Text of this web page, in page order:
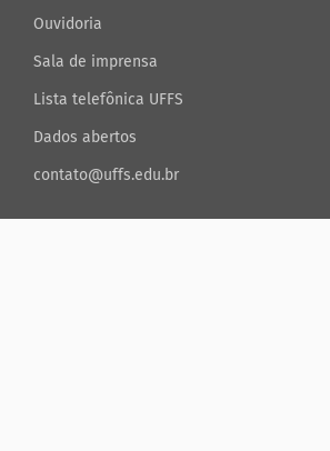
Ouvidoria
Sala de imprensa
Lista telefônica UFFS
Dados abertos
contato@uffs.edu.br